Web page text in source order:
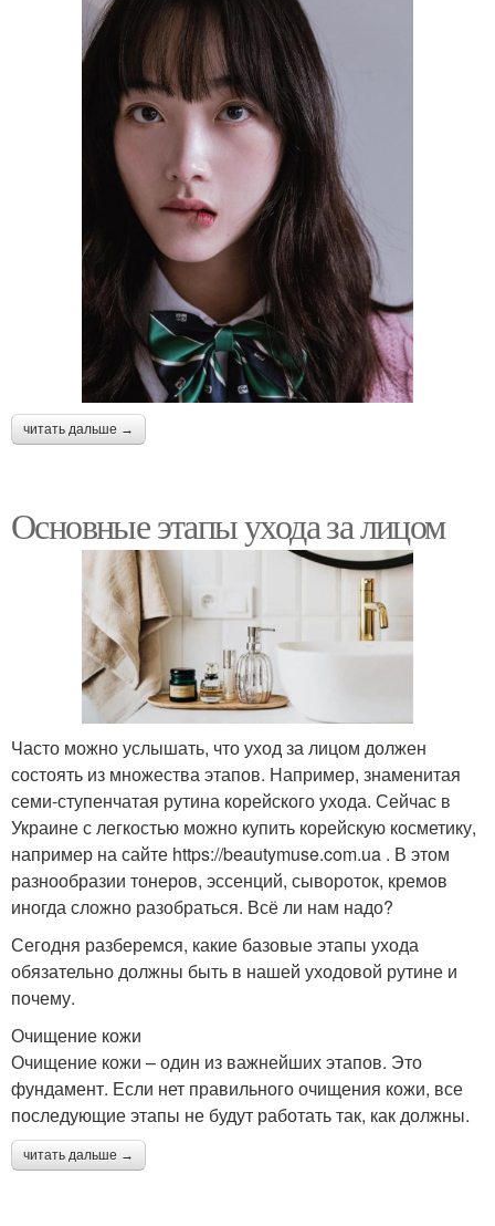
читать дальше →
Основные этапы ухода за лицом
Часто можно услышать, что уход за лицом должен
состоять из множества этапов. Например, знаменитая
семи-ступенчатая рутина корейского ухода. Сейчас в
Украине с легкостью можно купить корейскую косметику,
например на сайте https://beautymuse.com.ua . В этом
разнообразии тонеров, эссенций, сывороток, кремов
иногда сложно разобраться. Всё ли нам надо?
Сегодня разберемся, какие базовые этапы ухода
обязательно должны быть в нашей уходовой рутине и
почему.
Очищение кожи
Очищение кожи – один из важнейших этапов. Это
фундамент. Если нет правильного очищения кожи, все
последующие этапы не будут работать так, как должны.
читать дальше →